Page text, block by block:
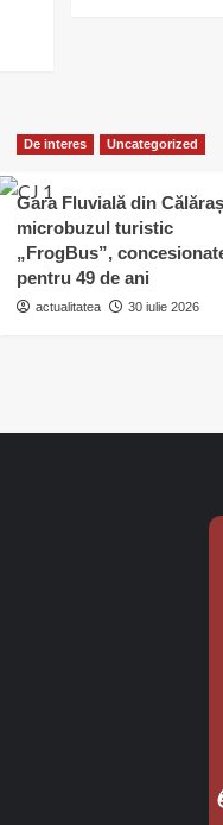
De interes Uncategorized
Gara Fluvială din
microbuzul turistic
„FrogBus”,
pentru 49 de ani
actualitatea 30 iulie 2026